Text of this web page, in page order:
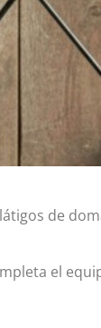
de
el